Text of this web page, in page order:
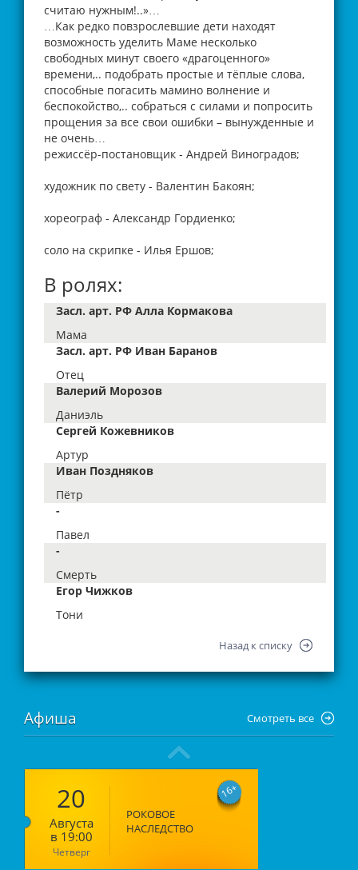
считаю нужным!..»…
…Как редко повзрослевшие дети находят
возможность уделить Маме несколько
свободных минут своего «драгоценного»
времени,.. подобрать простые и тёплые слова,
способные погасить мамино волнение и
беспокойство,.. собраться с силами и попросить
прощения за все свои ошибки – вынужденные и
не очень…
режиссёр-постановщик - Андрей Виноградов;
художник по свету - Валентин Бакоян;
хореограф - Александр Гордиенко;
соло на скрипке - Илья Ершов;
В ролях:
Засл. арт. РФ Алла Кормакова
Мама
Засл. арт. РФ Иван Баранов
Отец
Валерий Морозов
Даниэль
Сергей Кожевников
Артур
Иван Поздняков
Пётр
-
Павел
-
Смерть
Егор Чижков
Тони
Назад к списку
Афиша Смотреть все
16
20
Августа
в 19:00
Четверг
РОКОВОЕ
НАСЛЕДСТВО